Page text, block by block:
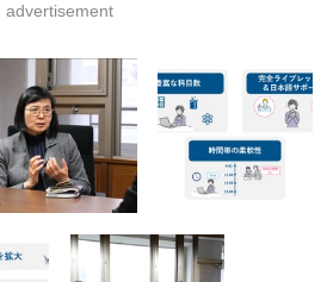
advertisement